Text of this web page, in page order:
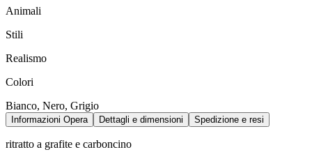
Animali
Stili
Realismo
Colori
Bianco, Nero, Grigio
Informazioni Opera Dettagli e dimensioni Spedizione e resi
ritratto a grafite e carboncino